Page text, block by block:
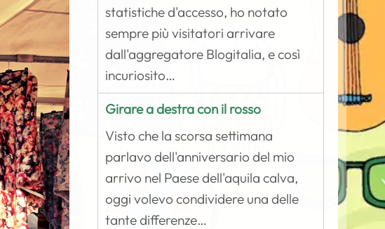
statistiche d'accesso, ho notato
sempre più visitatori arrivare
dall'aggregatore Blogitalia, e così
incuriosito…
Girare a destra con il rosso
Visto che la scorsa settimana
parlavo dell'anniversario del mio
arrivo nel Paese dell'aquila calva,
oggi volevo condividere una delle
tante differenze…